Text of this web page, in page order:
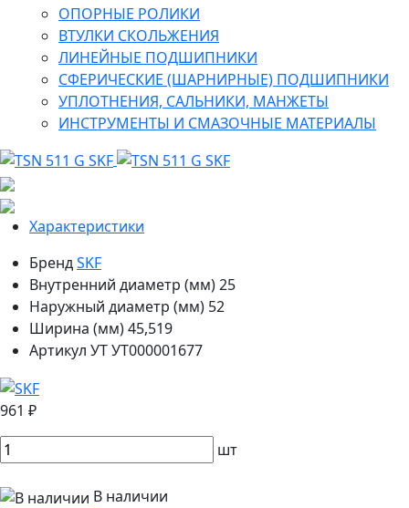
ОПОРНЫЕ РОЛИКИ
ВТУЛКИ СКОЛЬЖЕНИЯ
ЛИНЕЙНЫЕ ПОДШИПНИКИ
СФЕРИЧЕСКИЕ (ШАРНИРНЫЕ) ПОДШИПНИКИ
УПЛОТНЕНИЯ, САЛЬНИКИ, МАНЖЕТЫ
ИНСТРУМЕНТЫ И СМАЗОЧНЫЕ МАТЕРИАЛЫ
Характеристики
БрендSKF
Внутренний диаметр (мм)25
Наружный диаметр (мм) 52
Ширина (мм)45,519
Артикул УТУТ000001677
961 ₽
шт
В наличии